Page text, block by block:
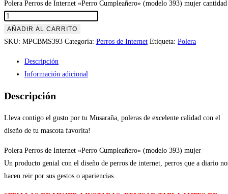
Polera Perros de Internet «Perro Cumpleañero» (modelo 393) mujer cantidad
AÑADIR AL CARRITO
SKU: MPCBMS393 Categoría: Perros de Internet Etiqueta: Polera
Descripción
Información adicional
Descripción
Lleva contigo el gusto por tu Musaraña, poleras de excelente calidad con el
diseño de tu mascota favorita!
Polera Perros de Internet «Perro Cumpleañero» (modelo 393) mujer
Un producto genial con el diseño de perros de internet, perros que a diario
hacen reir por sus gestos o apariencias.